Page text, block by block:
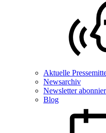
Aktuelle
Newsarchiv
Newsletter
Blog